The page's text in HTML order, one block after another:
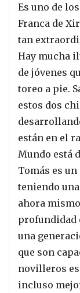
Es uno de
Franca de
tan
Hay mucha
de jóvenes
toreo a pie.
estos dos
están en el
Mundo está
Tomás es
teniendo
ahora
profundidad
una
que son
novilleros
incluso